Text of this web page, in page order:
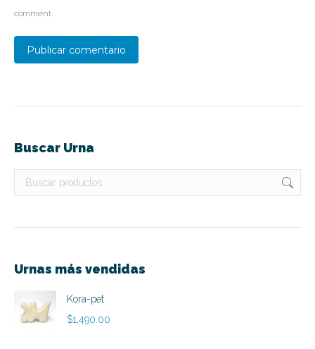
comment.
Publicar comentario
Buscar Urna
Urnas más vendidas
Kora-pet
$1,490.00